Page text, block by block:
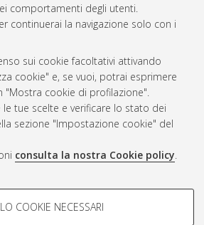
comportamenti degli utenti.
continuerai la navigazione solo con i
sui cookie facoltativi attivando
cookie" e, se vuoi, potrai esprimere
"Mostra cookie di profilazione".
tue scelte e verificare lo stato dei
sezione "Impostazione cookie" del
consulta la nostra Cookie policy.
-
COOKIE NECESSARI